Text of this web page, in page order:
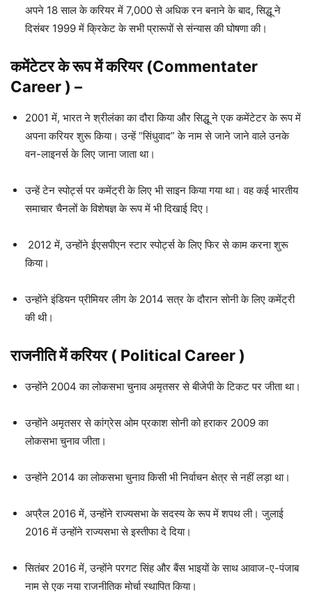
अपने 18 साल के करियर में 7,000 से अधिक रन बनाने के बाद, सिद्धू ने
दिसंबर 1999 में क्रिकेट के सभी प्रारूपों से संन्यास की घोषणा की।
कमेंटेटर के रूप में करियर(Commentater
Career ) –
2001 में, भारत ने श्रीलंका का दौरा किया और सिद्धू ने एक कमेंटेटर के रूप में
अपना करियर शुरू किया। उन्हें “सिंधुवाद” के नाम से जाने जाने वाले उनके
वन-लाइनर्स के लिए जाना जाता था।
उन्हें टेन स्पोर्ट्स पर कमेंट्री के लिए भी साइन किया गया था। वह कई भारतीय
समाचार चैनलों के विशेषज्ञ के रूप में भी दिखाई दिए।
2012 में, उन्होंने ईएसपीएन स्टार स्पोर्ट्स के लिए फिर से काम करना शुरू
किया।
उन्होंने इंडियन प्रीमियर लीग के 2014 सत्र के दौरान सोनी के लिए कमेंट्री
की थी।
राजनीति में करियर ( Political Career )
उन्होंने 2004 का लोकसभा चुनाव अमृतसर से बीजेपी के टिकट पर जीता था।
उन्होंने अमृतसर से कांग्रेस ओम प्रकाश सोनी को हराकर 2009 का
लोकसभा चुनाव जीता।
उन्होंने 2014 का लोकसभा चुनाव किसी भी निर्वाचन क्षेत्र से नहीं लड़ा था।
अप्रैल 2016 में, उन्होंने राज्यसभा के सदस्य के रूप में शपथ ली। जुलाई
2016 में उन्होंने राज्यसभा से इस्तीफा दे दिया।
सितंबर 2016 में, उन्होंने परगट सिंह और बैंस भाइयों के साथ आवाज-ए-पंजाब
नाम से एक नया राजनीतिक मोर्चा स्थापित किया।